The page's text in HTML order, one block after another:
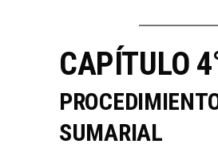
CAPÍTULO
SUMARIAL